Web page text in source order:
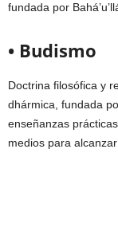
fundada por
• Budismo
Doctrina filosófica y
dhármica, fundada
enseñanzas
medios para